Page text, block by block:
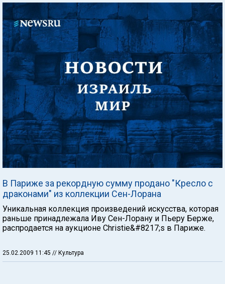
В Париже за рекордную сумму продано "Кресло с
драконами" из коллекции Сен-Лорана
Уникальная коллекция произведений искусства, которая
раньше принадлежала Иву Сен-Лорану и Пьеру Берже,
распродается на аукционе Christie&#8217;s в Париже.
25.02.2009 11:45 // Культура